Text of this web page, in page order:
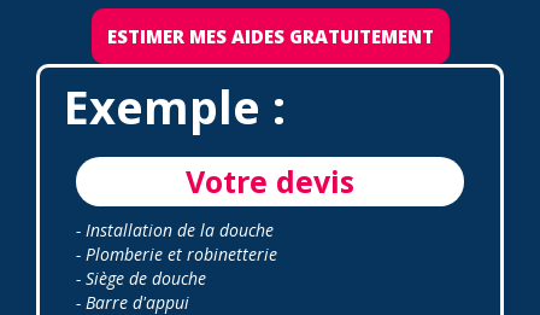
ESTIMER MES AIDES GRATUITEMENT
Exemple :
Votre devis
- Installation de la douche
- Plomberie et robinetterie
- Siège de douche
- Barre d'appui